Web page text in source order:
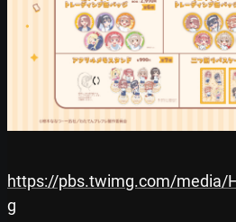
https://pbs.twimg.com/media/
g